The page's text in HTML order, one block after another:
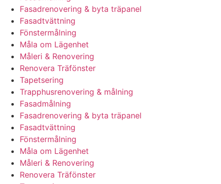
Fasadrenovering & byta träpanel
Fasadtvättning
Fönstermålning
Måla om Lägenhet
Måleri & Renovering
Renovera Träfönster
Tapetsering
Trapphusrenovering & målning
Fasadmålning
Fasadrenovering & byta träpanel
Fasadtvättning
Fönstermålning
Måla om Lägenhet
Måleri & Renovering
Renovera Träfönster